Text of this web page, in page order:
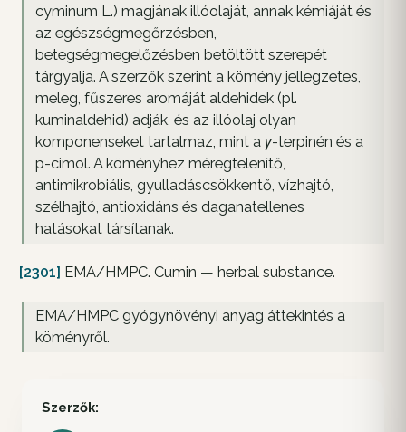
cyminum L.) magjának illóolaját, annak kémiáját és
az egészségmegőrzésben,
betegségmegelőzésben betöltött szerepét
tárgyalja. A szerzők szerint a kömény jellegzetes,
meleg, fűszeres aromáját aldehidek (pl.
kuminaldehid) adják, és az illóolaj olyan
komponenseket tartalmaz, mint a γ-terpinén és a
p-cimol. A köményhez méregtelenítő,
antimikrobiális, gyulladáscsökkentő, vízhajtó,
szélhajtó, antioxidáns és daganatellenes
hatásokat társítanak.
[2301] EMA/HMPC. Cumin — herbal substance.
EMA/HMPC gyógynövényi anyag áttekintés a
köményről.
Szerzők: